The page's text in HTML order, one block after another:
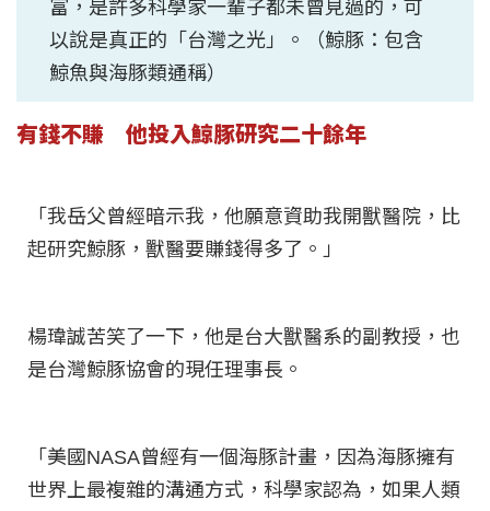
富，是許多科學家一輩子都未曾見過的，可
以說是真正的「台灣之光」。（鯨豚：包含
鯨魚與海豚類通稱）
有錢不賺 他投入鯨豚研究二十餘年
「我岳父曾經暗示我，他願意資助我開獸醫院，比
起研究鯨豚，獸醫要賺錢得多了。」
楊瑋誠苦笑了一下，他是台大獸醫系的副教授，也
是台灣鯨豚協會的現任理事長。
「美國NASA曾經有一個海豚計畫，因為海豚擁有
世界上最複雜的溝通方式，科學家認為，如果人類